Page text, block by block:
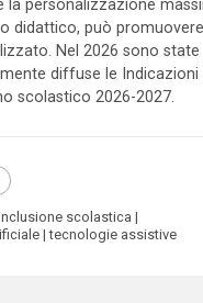
la personalizzazione
didattico, può
Nel 2026 sono state
diffuse le Indicazioni
scolastico 2026-2027.
scolastica
tecnologie assistive